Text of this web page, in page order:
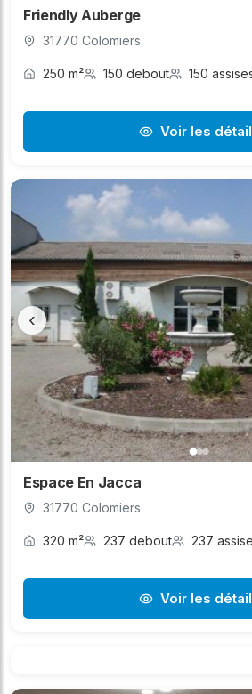
Friendly Auberge
31770 Colomiers
250 m² 150 debout 150
Voir les
‹
Espace En Jacca
31770 Colomiers
320 m² 237 debout 237
Voir les